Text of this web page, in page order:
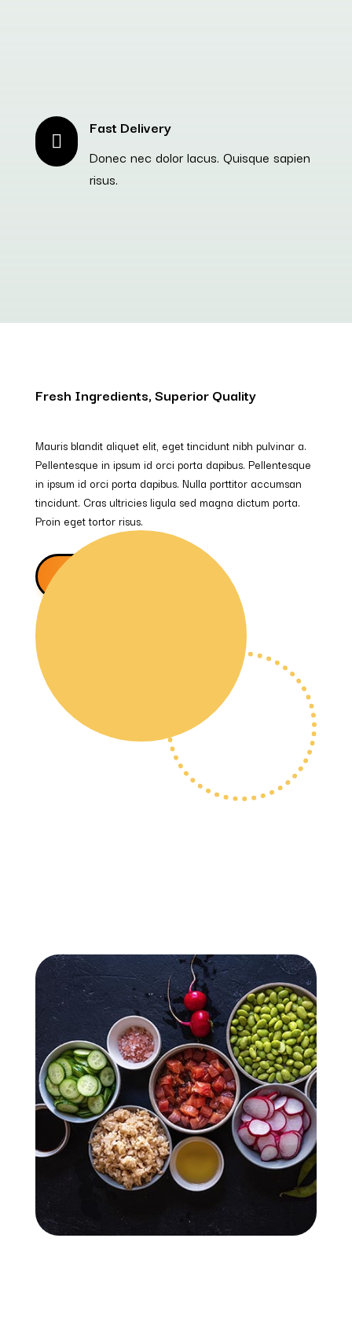

Fast Delivery
Donec nec dolor lacus. Quisque sapien
risus.
Fresh Ingredients, Superior Quality
Mauris blandit aliquet elit, eget tincidunt nibh pulvinar a.
Pellentesque in ipsum id orci porta dapibus. Pellentesque
in ipsum id orci porta dapibus. Nulla porttitor accumsan
tincidunt. Cras ultricies ligula sed magna dictum porta.
Proin eget tortor risus.
ABOUT US